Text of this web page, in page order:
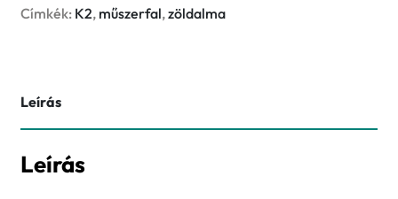
spray
Címkék: K2, műszerfal,zöldalma
Leírás
Leírás